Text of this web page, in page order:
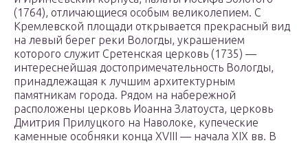
(1764), отличающиеся особым великолепием. С
Кремлевской площади открывается прекрасный вид
на левый берег реки Вологды, украшением
которого служит Сретенская церковь (1735) —
интереснейшая достопримечательность Вологды,
принадлежащая к лучшим архитектурным
памятникам города. Рядом на набережной
расположены церковь Иоанна Златоуста, церковь
Дмитрия Прилуцкого на Наволоке, купеческие
каменные особняки конца XVIII — начала XIX вв. В